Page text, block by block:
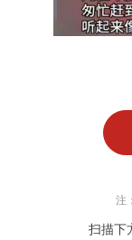
注
扫描下